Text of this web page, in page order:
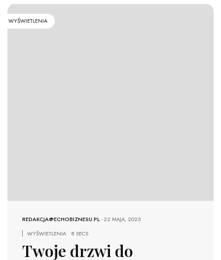
WYŚWIETLENIA
REDAKCJA@ECHOBIZNESU.PL-22 MAJA, 2025
WYŚWIETLENIA
8 SECS
Twoje drzwi do